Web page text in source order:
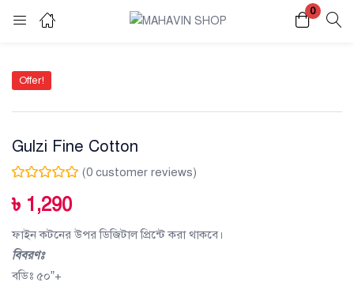
0
Login Register
Enter your username and password to login.
Remember me
Offer!
Gulzi Fine Cotton
(0 customer reviews)
৳ 1,290
ফাইন কটনের উপর ডিজিটাল প্রিন্টে করা থাকবে।
বিবরণঃ
বডিঃ ৫০”+